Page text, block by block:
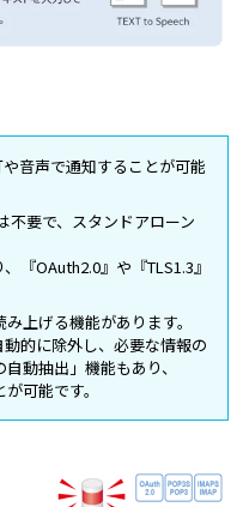
音声で通知することが可能
不要で、スタンドアローン
『OAuth2.0』や『TLS1.3』
上げる機能があります。
的に除外し、必要な情報の
動抽出」機能もあり、
可能です。